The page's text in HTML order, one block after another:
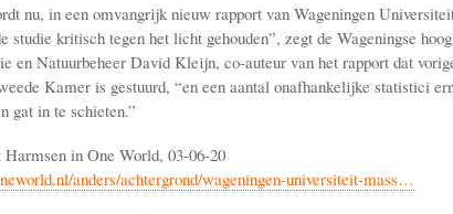
nu, in een omvangrijk nieuw rapport van Wageningen
studie kritisch tegen het licht gehouden”, zegt de Wageningse
en Natuurbeheer David Kleijn, co-auteur van het rapport dat
Kamer is gestuurd, “en een aantal onafhankelijke statistici
gat in te schieten.”
in One World, 03-06-20
anders/achtergrond/wageningen-universiteit-mass…